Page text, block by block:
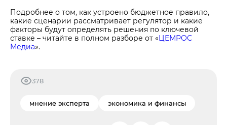
Подробнее о том, как устроено бюджетное правило,
какие сценарии рассматривает регулятор и какие
факторы будут определять решения по ключевой
ставке – читайте в полном разборе от «ЦЕМРОС
Медиа».
378
мнение эксперта экономика и финансы